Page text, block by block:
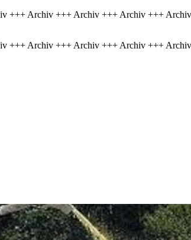
+++ Archiv +++ Archiv +++ Archiv +++
+++ Archiv +++ Archiv +++ Archiv +++